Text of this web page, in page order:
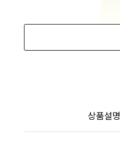
상품설명